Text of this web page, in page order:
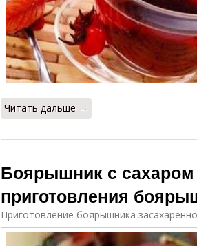
Читать дальше →
Боярышник с
приготовления
Приготовление боярышника